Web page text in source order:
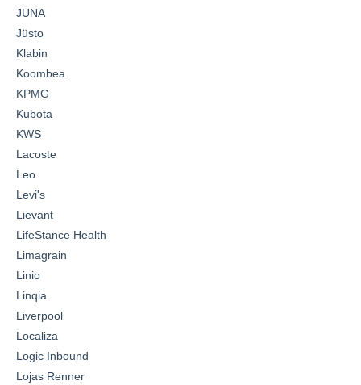
JUNA
Jüsto
Klabin
Koombea
KPMG
Kubota
KWS
Lacoste
Leo
Levi's
Lievant
LifeStance Health
Limagrain
Linio
Linqia
Liverpool
Localiza
Logic Inbound
Lojas Renner